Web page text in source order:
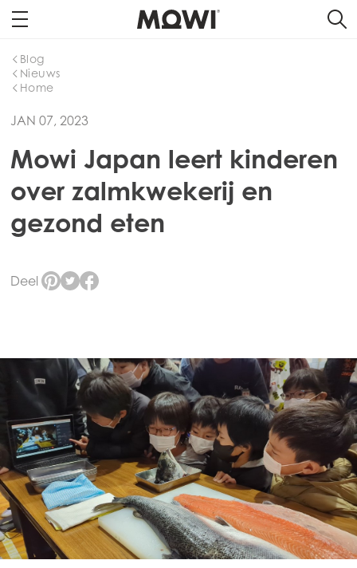
Home
Nieuws
Blog
JAN 07, 2023
Mowi Japan leert kinderen
over zalmkwekerij en
gezond eten
Deel